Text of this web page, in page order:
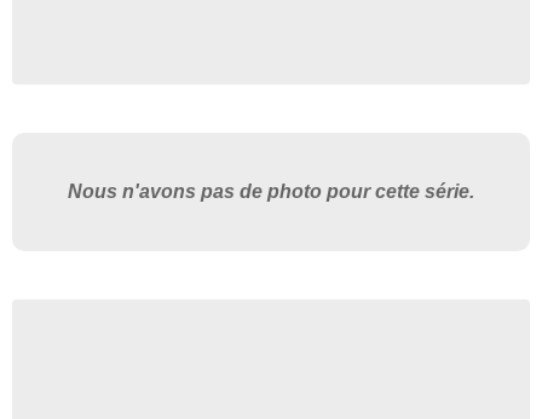
Nous n'avons pas de photo pour cette série.